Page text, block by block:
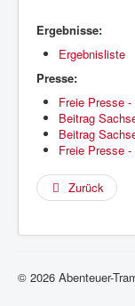
Ergebnisse:
Ergebnisliste
Presse:
Freie Presse
Beitrag
Beitrag
Freie Presse
Zurück
© 2026 Abenteuer-